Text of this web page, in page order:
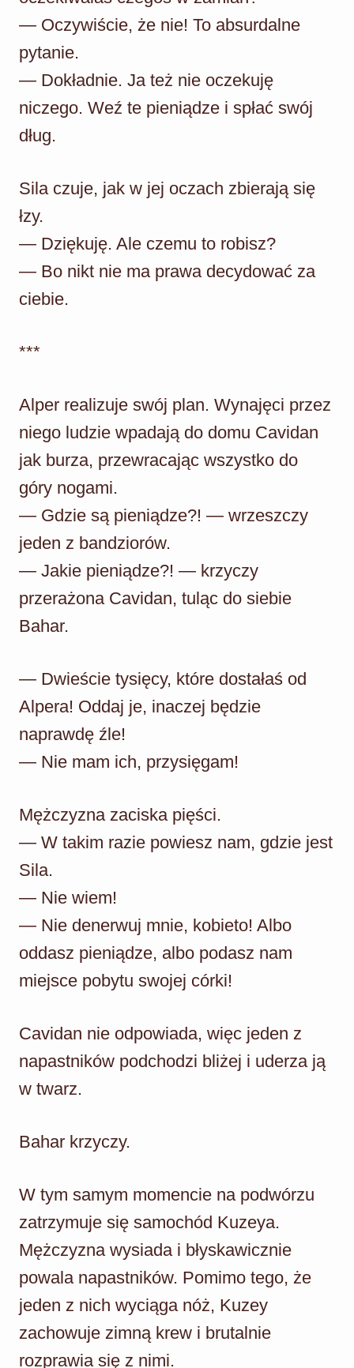
— Oczywiście, że nie! To absurdalne
pytanie.
— Dokładnie. Ja też nie oczekuję
niczego. Weź te pieniądze i spłać swój
dług.
Sila czuje, jak w jej oczach zbierają się
łzy.
— Dziękuję. Ale czemu to robisz?
— Bo nikt nie ma prawa decydować za
ciebie.
***
Alper realizuje swój plan. Wynajęci przez
niego ludzie wpadają do domu Cavidan
jak burza, przewracając wszystko do
góry nogami.
— Gdzie są pieniądze?! — wrzeszczy
jeden z bandziorów.
— Jakie pieniądze?! — krzyczy
przerażona Cavidan, tuląc do siebie
Bahar.
— Dwieście tysięcy, które dostałaś od
Alpera! Oddaj je, inaczej będzie
naprawdę źle!
— Nie mam ich, przysięgam!
Mężczyzna zaciska pięści.
— W takim razie powiesz nam, gdzie jest
Sila.
— Nie wiem!
— Nie denerwuj mnie, kobieto! Albo
oddasz pieniądze, albo podasz nam
miejsce pobytu swojej córki!
Cavidan nie odpowiada, więc jeden z
napastników podchodzi bliżej i uderza ją
w twarz.
Bahar krzyczy.
W tym samym momencie na podwórzu
zatrzymuje się samochód Kuzeya.
Mężczyzna wysiada i błyskawicznie
powala napastników. Pomimo tego, że
jeden z nich wyciąga nóż, Kuzey
zachowuje zimną krew i brutalnie
rozprawia się z nimi.